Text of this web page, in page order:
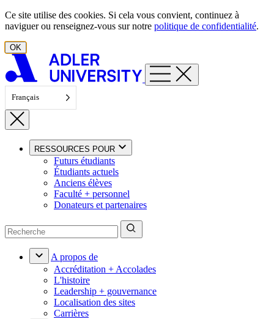
Aller au contenu
Ce site utilise des cookies. Si cela vous convient, continuez à
naviguer ou renseignez-vous sur notre politique de confidentialité.
OK
Français
RESSOURCES POUR
Futurs étudiants
Étudiants actuels
Anciens élèves
Faculté + personnel
Donateurs et partenaires
A propos de
Accréditation + Accolades
L'histoire
Leadership + gouvernance
Localisation des sites
Carrières